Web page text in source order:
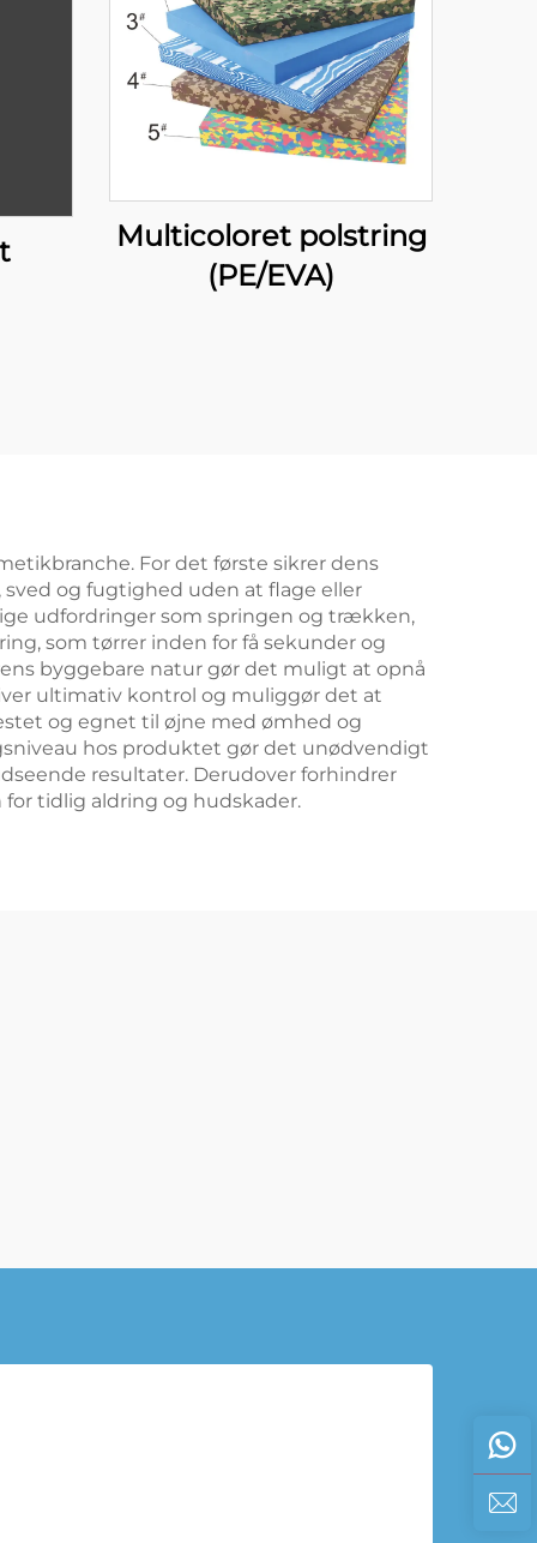
Multicoloret polstring
(PE/EVA)
For det første sikrer dens
og fugtighed uden at flage eller
udfordringer som springen og trækken,
som tørrer inden for få sekunder og
byggebare natur gør det muligt at opnå
ultimativ kontrol og muliggør det at
og egnet til øjne med ømhed og
hos produktet gør det unødvendigt
resultater. Derudover forhindrer
tidlig aldring og hudskader.